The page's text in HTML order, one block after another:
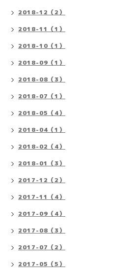
2018-12（2）
2018-11（1）
2018-10（1）
2018-09（1）
2018-08（3）
2018-07（1）
2018-05（4）
2018-04（1）
2018-02（4）
2018-01（3）
2017-12（2）
2017-11（4）
2017-09（4）
2017-08（3）
2017-07（2）
2017-05（5）